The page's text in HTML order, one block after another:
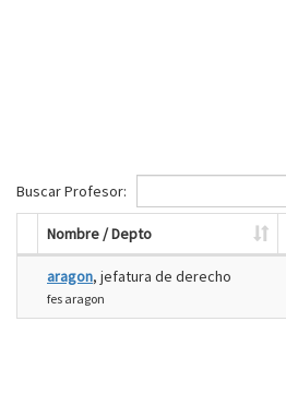
Buscar Profesor:
Nombre / Depto
aragon, jefatura de derecho
fes aragon